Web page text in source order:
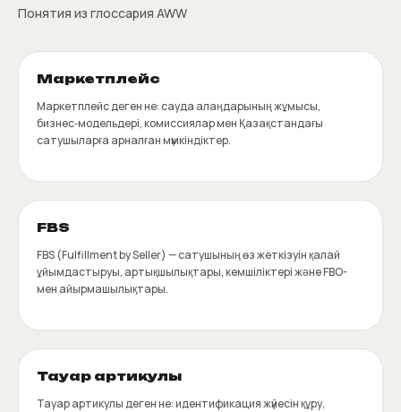
Понятия из глоссария AWW
Маркетплейс
Маркетплейс деген не: сауда алаңдарының жұмысы,
бизнес‑модельдері, комиссиялар мен Қазақстандағы
сатушыларға арналған мүмкіндіктер.
FBS
FBS (Fulfillment by Seller) — сатушының өз жеткізуін қалай
ұйымдастыруы, артықшылықтары, кемшіліктері және FBO-
мен айырмашылықтары.
Тауар артикулы
Тауар артикулы деген не: идентификация жүйесін құру,